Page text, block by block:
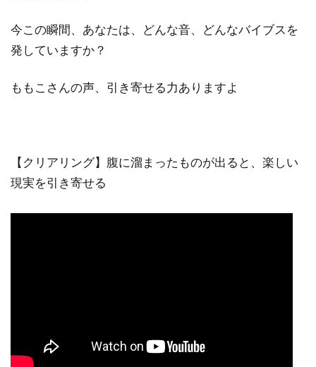
今この瞬間、あなたは、どんな音、どんなバイブスを
発していますか？
ももこさんの声、引き寄せる力ありますよ
【クリアリング】腹に溜まったものが出ると、楽しい
現実を引き寄せる